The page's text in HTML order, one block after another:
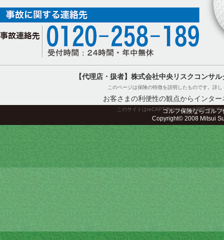
【代理店・扱者】株式会社中央リスクコンサ
このページは保険の特徴を説明したものです。詳
お客さまの利便性の観点からインタ
このサイトはreCAPTCHAによって保護されて
ゴルフ保険ならゴル
Copyright© 2008 Mitsui